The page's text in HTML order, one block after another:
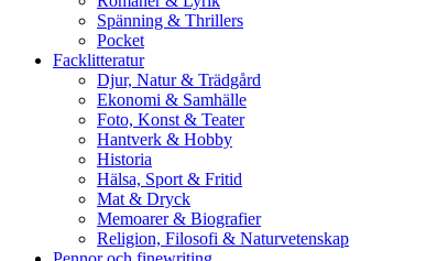
Spänning & Thrillers
Pocket
Facklitteratur
Djur, Natur & Trädgård
Ekonomi & Samhälle
Foto, Konst & Teater
Hantverk & Hobby
Historia
Hälsa, Sport & Fritid
Mat & Dryck
Memoarer & Biografier
Religion, Filosofi & Naturvetenskap